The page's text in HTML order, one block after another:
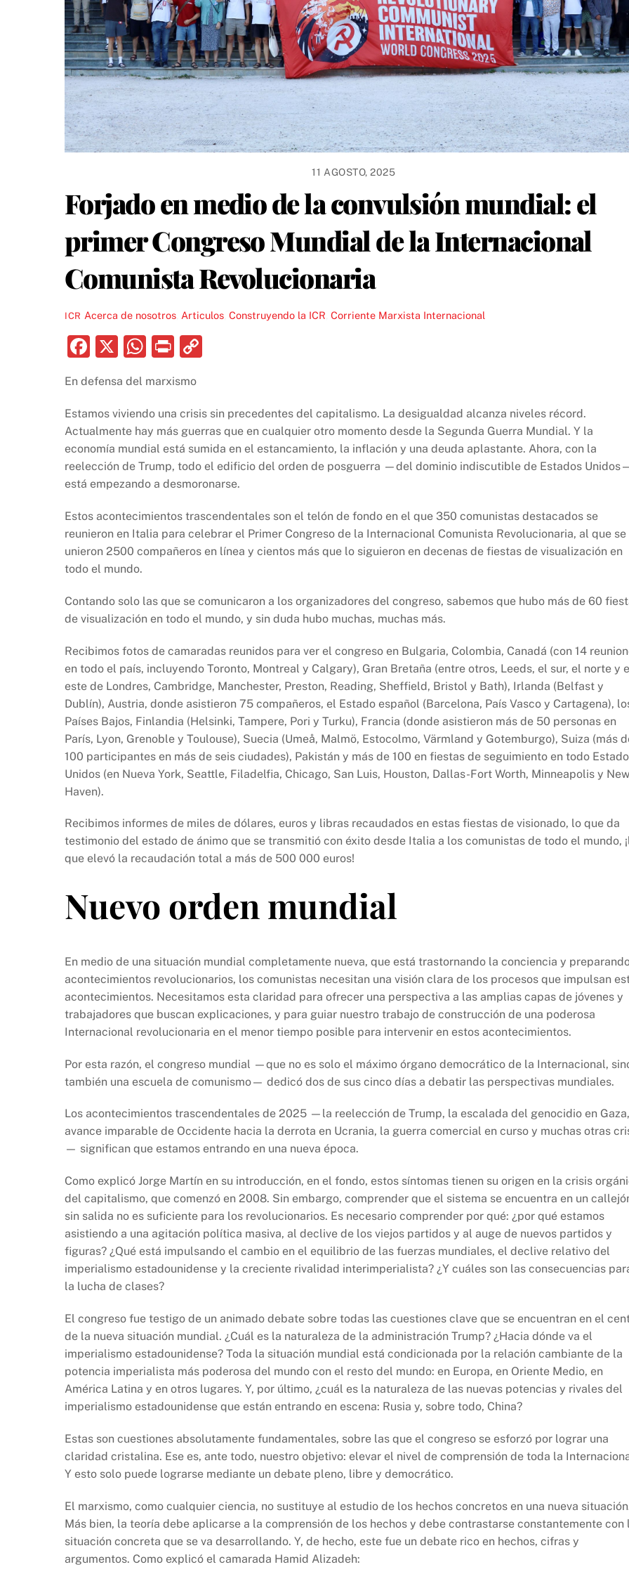
11 AGOSTO, 2025
Forjado en medio de la convulsión mundial: el
primer Congreso Mundial de la Internacional
Comunista Revolucionaria
ICR Acerca de nosotros, Articulos, Construyendo la ICR Corriente Marxista Internacional
F
c
e
b
o
o
X
W
at
s
A
p
p
P
nt
y
Li
n
k
En defensa del marxismo
Estamos viviendo una crisis sin precedentes del capitalismo. La desigualdad alcanza niveles récord.
Actualmente hay más guerras que en cualquier otro momento desde la Segunda Guerra Mundial. Y la
economía mundial está sumida en el estancamiento, la inflación y una deuda aplastante. Ahora, con la
reelección de Trump, todo el edificio del orden de posguerra —del dominio indiscutible de Estados
está empezando a desmoronarse.
Estos acontecimientos trascendentales son el telón de fondo en el que 350 comunistas destacados se
reunieron en Italia para celebrar el Primer Congreso de la Internacional Comunista Revolucionaria, al que se
unieron 2500 compañeros en línea y cientos más que lo siguieron en decenas de fiestas de visualización en
todo el mundo.
Contando solo las que se comunicaron a los organizadores del congreso, sabemos que hubo más de 60
de visualización en todo el mundo, y sin duda hubo muchas, muchas más.
Recibimos fotos de camaradas reunidos para ver el congreso en Bulgaria, Colombia, Canadá (con 14
en todo el país, incluyendo Toronto, Montreal y Calgary), Gran Bretaña (entre otros, Leeds, el sur, el norte y
este de Londres, Cambridge, Manchester, Preston, Reading, Sheffield, Bristol y Bath), Irlanda (Belfast y
Dublín), Austria, donde asistieron 75 compañeros, el Estado español (Barcelona, País Vasco y Cartagena),
Países Bajos, Finlandia (Helsinki, Tampere, Pori y Turku), Francia (donde asistieron más de 50 personas en
París, Lyon, Grenoble y Toulouse), Suecia (Umeå, Malmö, Estocolmo, Värmland y Gotemburgo), Suiza (más
100 participantes en más de seis ciudades), Pakistán y más de 100 en fiestas de seguimiento en todo
Unidos (en Nueva York, Seattle, Filadelfia, Chicago, San Luis, Houston, Dallas-Fort Worth, Minneapolis y New
Haven).
Recibimos informes de miles de dólares, euros y libras recaudados en estas fiestas de visionado, lo que da
testimonio del estado de ánimo que se transmitió con éxito desde Italia a los comunistas de todo el mundo,
que elevó la recaudación total a más de 500 000 euros!
Nuevo orden mundial
En medio de una situación mundial completamente nueva, que está trastornando la conciencia y
acontecimientos revolucionarios, los comunistas necesitan una visión clara de los procesos que impulsan
acontecimientos. Necesitamos esta claridad para ofrecer una perspectiva a las amplias capas de jóvenes y
trabajadores que buscan explicaciones, y para guiar nuestro trabajo de construcción de una poderosa
Internacional revolucionaria en el menor tiempo posible para intervenir en estos acontecimientos.
Por esta razón, el congreso mundial —que no es solo el máximo órgano democrático de la Internacional,
también una escuela de comunismo— dedicó dos de sus cinco días a debatir las perspectivas mundiales.
Los acontecimientos trascendentales de 2025 —la reelección de Trump, la escalada del genocidio en
avance imparable de Occidente hacia la derrota en Ucrania, la guerra comercial en curso y muchas otras
— significan que estamos entrando en una nueva época.
Como explicó Jorge Martín en su introducción, en el fondo, estos síntomas tienen su origen en la crisis
del capitalismo, que comenzó en 2008. Sin embargo, comprender que el sistema se encuentra en un
sin salida no es suficiente para los revolucionarios. Es necesario comprender por qué: ¿por qué estamos
asistiendo a una agitación política masiva, al declive de los viejos partidos y al auge de nuevos partidos y
figuras? ¿Qué está impulsando el cambio en el equilibrio de las fuerzas mundiales, el declive relativo del
imperialismo estadounidense y la creciente rivalidad interimperialista? ¿Y cuáles son las consecuencias
la lucha de clases?
El congreso fue testigo de un animado debate sobre todas las cuestiones clave que se encuentran en el
de la nueva situación mundial. ¿Cuál es la naturaleza de la administración Trump? ¿Hacia dónde va el
imperialismo estadounidense? Toda la situación mundial está condicionada por la relación cambiante de la
potencia imperialista más poderosa del mundo con el resto del mundo: en Europa, en Oriente Medio, en
América Latina y en otros lugares. Y, por último, ¿cuál es la naturaleza de las nuevas potencias y rivales del
imperialismo estadounidense que están entrando en escena: Rusia y, sobre todo, China?
Estas son cuestiones absolutamente fundamentales, sobre las que el congreso se esforzó por lograr una
claridad cristalina. Ese es, ante todo, nuestro objetivo: elevar el nivel de comprensión de toda la
Y esto solo puede lograrse mediante un debate pleno, libre y democrático.
El marxismo, como cualquier ciencia, no sustituye al estudio de los hechos concretos en una nueva
Más bien, la teoría debe aplicarse a la comprensión de los hechos y debe contrastarse constantemente con
situación concreta que se va desarrollando. Y, de hecho, este fue un debate rico en hechos, cifras y
argumentos. Como explicó el camarada Hamid Alizadeh: